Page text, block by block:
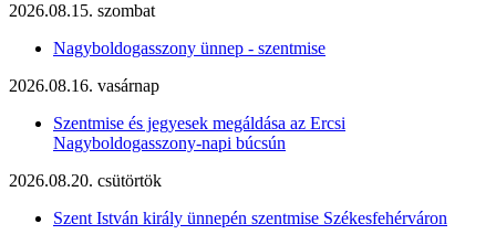
2026.08.15. szombat
Nagyboldogasszony ünnep - szentmise
2026.08.16. vasárnap
Szentmise és jegyesek megáldása az Ercsi
Nagyboldogasszony-napi búcsún
2026.08.20. csütörtök
Szent István király ünnepén szentmise Székesfehérváron